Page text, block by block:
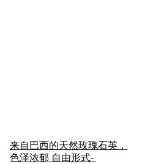
来自巴西的天然玫瑰石英，
色泽浓郁 自由形式-